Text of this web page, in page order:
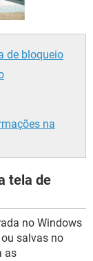
de bloqueio
na
tela de
no Windows
salvas no
as